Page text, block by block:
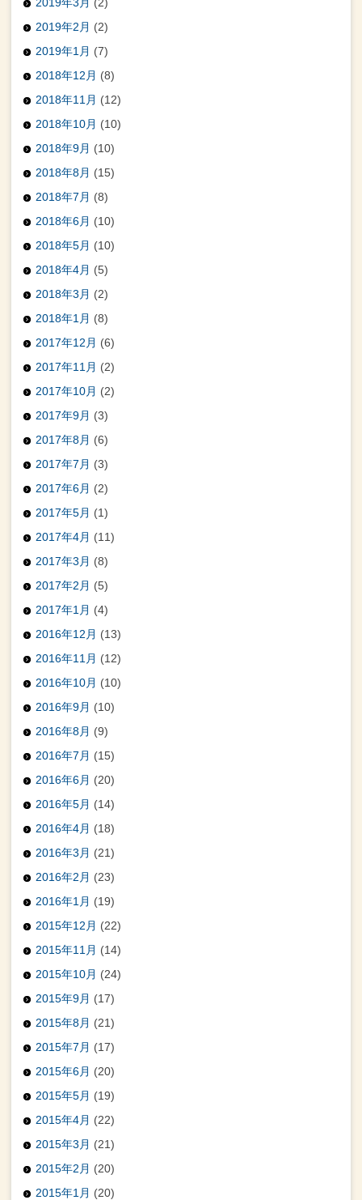
2019年2月 (2)
2019年1月 (7)
2018年12月 (8)
2018年11月 (12)
2018年10月 (10)
2018年9月 (10)
2018年8月 (15)
2018年7月 (8)
2018年6月 (10)
2018年5月 (10)
2018年4月 (5)
2018年3月 (2)
2018年1月 (8)
2017年12月 (6)
2017年11月 (2)
2017年10月 (2)
2017年9月 (3)
2017年8月 (6)
2017年7月 (3)
2017年6月 (2)
2017年5月 (1)
2017年4月 (11)
2017年3月 (8)
2017年2月 (5)
2017年1月 (4)
2016年12月 (13)
2016年11月 (12)
2016年10月 (10)
2016年9月 (10)
2016年8月 (9)
2016年7月 (15)
2016年6月 (20)
2016年5月 (14)
2016年4月 (18)
2016年3月 (21)
2016年2月 (23)
2016年1月 (19)
2015年12月 (22)
2015年11月 (14)
2015年10月 (24)
2015年9月 (17)
2015年8月 (21)
2015年7月 (17)
2015年6月 (20)
2015年5月 (19)
2015年4月 (22)
2015年3月 (21)
2015年2月 (20)
2015年1月 (20)